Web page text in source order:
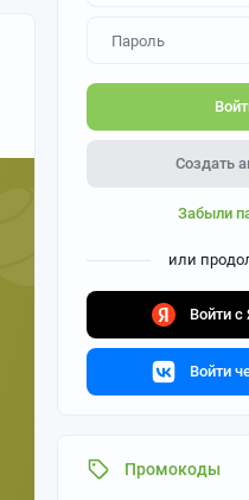
Создать
Забыли
или
Войти с
Войти
Промокоды